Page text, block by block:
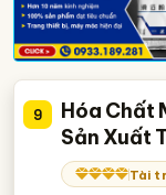
9
Hóa Chất
Sản Xuất
Tài